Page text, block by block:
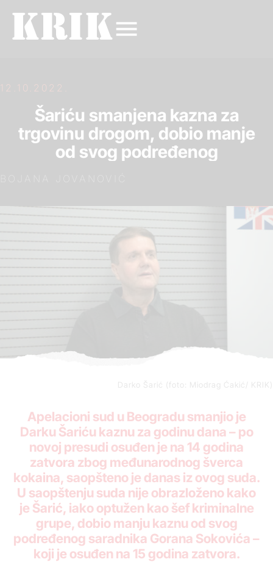
12.10.2022.
Šariću smanjena kazna za
trgovinu drogom, dobio manje
od svog podređenog
Darko Šarić (foto: Miodrag Ćakić/ KRIK)
Apelacioni sud u Beogradu smanjio je
Darku Šariću kaznu za godinu dana – po
novoj presudi osuđen je na 14 godina
zatvora zbog međunarodnog šverca
kokaina, saopšteno je danas iz ovog suda.
U saopštenju suda nije obrazloženo kako
je Šarić, iako optužen kao šef kriminalne
grupe, dobio manju kaznu od svog
podređenog saradnika Gorana Sokovića –
koji je osuđen na 15 godina zatvora.